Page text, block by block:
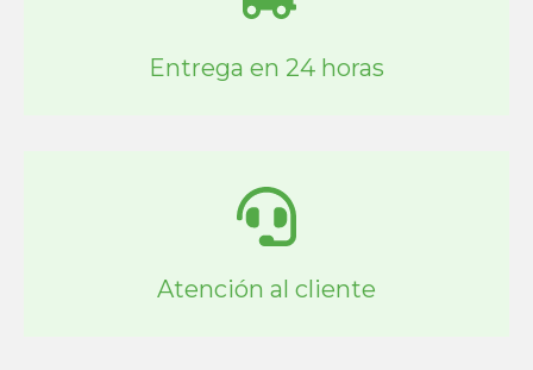
Entrega en 24 horas
Atención al cliente